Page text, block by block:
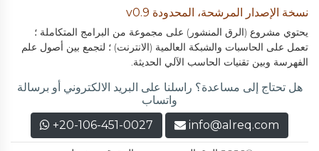
نسخة الإصدار المرشحة، المحدودة v0.9
يحتوي مشروع (الرق المنشور) على مجموعة من البرامج المتكاملة ؛
تعمل على الحاسبات والشبكة العالمية (الانترنت) ؛ لتجمع بين أصول علم
الفهرسة وبين تقنيات الحاسب الآلي الحديثة.
هل تحتاج إلى مساعدة؟ راسلنا على البريد الالكتروني أو برسالة
واتساب
info@alreq.com
+20-106-451-0027